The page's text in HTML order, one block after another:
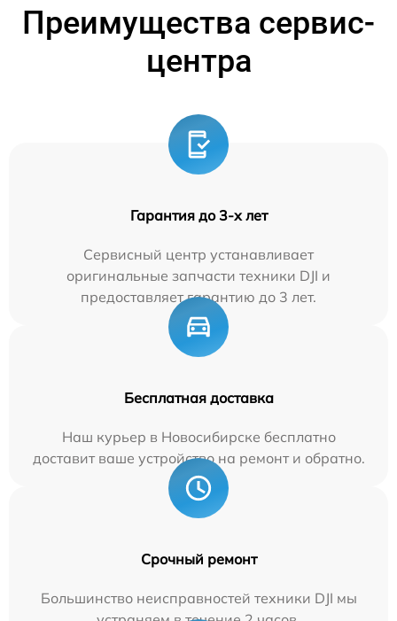
Преимущества сервис-
центра
Гарантия до 3-х лет
Сервисный центр устанавливает
оригинальные запчасти техники DJI и
предоставляет гарантию до 3 лет.
Бесплатная доставка
Наш курьер в Новосибирске бесплатно
доставит ваше устройство на ремонт и обратно.
Срочный ремонт
Большинство неисправностей техники DJI мы